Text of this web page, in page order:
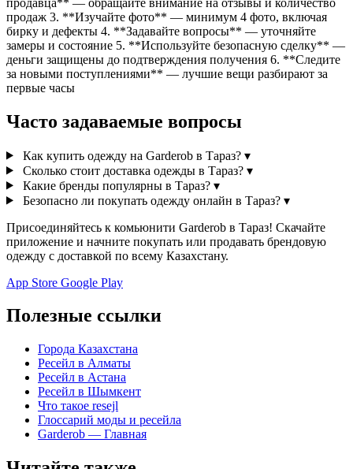
продаж 3. **Изучайте фото** — минимум 4 фото, включая
бирку и дефекты 4. **Задавайте вопросы** — уточняйте
замеры и состояние 5. **Используйте безопасную сделку** —
деньги защищены до подтверждения получения 6. **Следите
за новыми поступлениями** — лучшие вещи разбирают за
первые часы
Часто задаваемые вопросы
Как купить одежду на Garderob в Тараз? ▾
Сколько стоит доставка одежды в Тараз? ▾
Какие бренды популярны в Тараз? ▾
Безопасно ли покупать одежду онлайн в Тараз? ▾
Присоединяйтесь к комьюнити Garderob в Тараз! Скачайте
приложение и начните покупать или продавать брендовую
одежду с доставкой по всему Казахстану.
App Store Google Play
Полезные ссылки
Города Казахстана
Ресейл в Алматы
Ресейл в Астана
Ресейл в Шымкент
Что такое resejl
Глоссарий моды и ресейла
Garderob — Главная